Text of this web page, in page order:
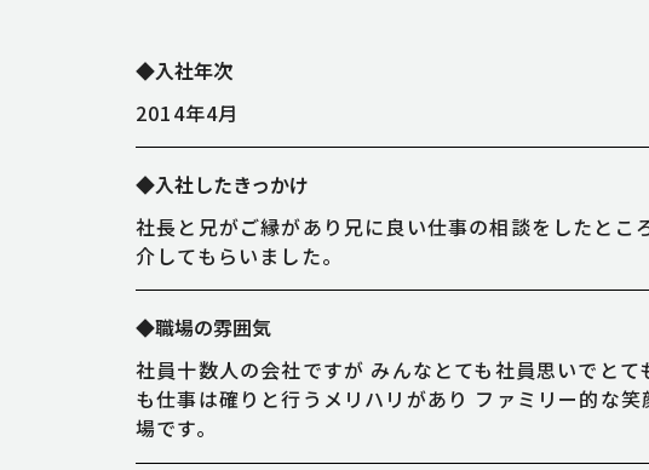
◆入社年次
2014年4月
◆入社したきっかけ
社長と兄がご縁があり兄に良い仕事の相談をしたとこ
介してもらいました。
◆職場の雰囲気
社員十数人の会社ですが みんなとても社員思いでとて
も仕事は確りと行うメリハリがあり ファミリー的な笑
場です。